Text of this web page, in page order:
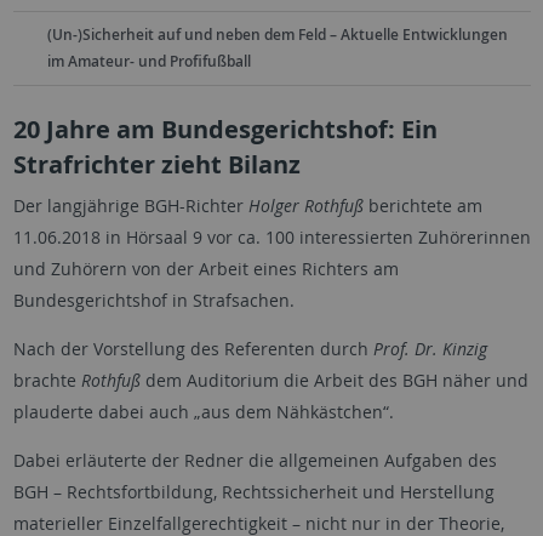
(Un-)Sicherheit auf und neben dem Feld – Aktuelle Entwicklungen
im Amateur- und Profifußball
20 Jahre am Bundesgerichtshof: Ein
Strafrichter zieht Bilanz
Der langjährige BGH-Richter Holger Rothfußberichtete am
11.06.2018 in Hörsaal 9 vor ca. 100 interessierten Zuhörerinnen
und Zuhörern von der Arbeit eines Richters am
Bundesgerichtshof in Strafsachen.
Nach der Vorstellung des Referenten durch Prof. Dr. Kinzig
brachte Rothfußdem Auditorium die Arbeit des BGH näher und
plauderte dabei auch „aus dem Nähkästchen“.
Dabei erläuterte der Redner die allgemeinen Aufgaben des
BGH – Rechtsfortbildung, Rechtssicherheit und Herstellung
materieller Einzelfallgerechtigkeit – nicht nur in der Theorie,